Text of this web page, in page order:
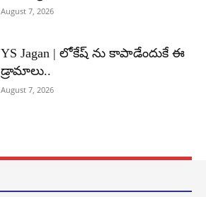
August 7, 2026
YS Jagan | లోకేష్ ను కాపాడేందుకే ఈ
డ్రామాలు..
August 7, 2026